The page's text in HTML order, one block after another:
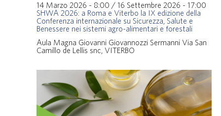
SHWA 2026: a Roma e Viterbo la IX edizione della
Conferenza internazionale su Sicurezza, Salute e
Benessere nei sistemi agro-alimentari e forestali
14 Marzo 2026 - 8:00 / 16 Settembre 2026 - 17:00
Aula Magna Giovanni Giovannozzi Sermanni Via San
Camillo de Lellis snc, VITERBO